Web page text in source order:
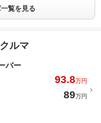
覧を見る
ルマ
バー
93.8万円
89万円